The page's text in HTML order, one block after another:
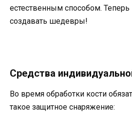
естественным способом.
создавать шедевры!
Средства
Во время обработки кости
такое защитное снаряжение: